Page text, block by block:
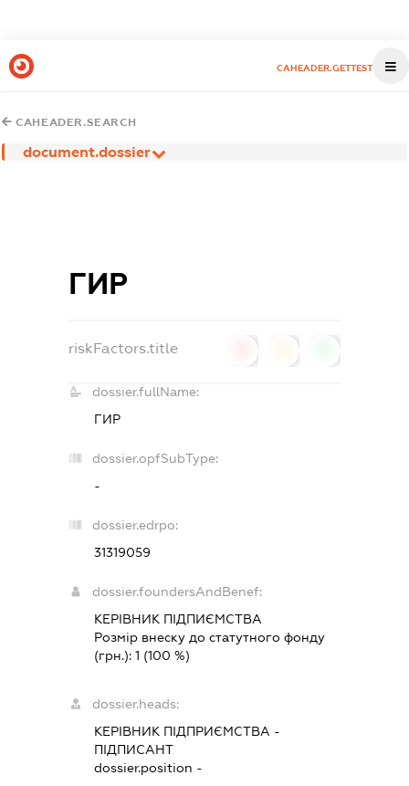
CAHEADER.GETTEST
CAHEADER.SEARCH
document.dossier
ГИР
riskFactors.title
dossier.fullName:
ГИР
dossier.opfSubType:
-
dossier.edrpo:
31319059
dossier.foundersAndBenef:
КЕРІВНИК ПІДПИЄМСТВА
Розмір внеску до статутного фонду
(грн.):1 (100 %)
dossier.heads:
КЕРІВНИК ПІДПРИЄМСТВА -
ПІДПИСАНТ
dossier.position -